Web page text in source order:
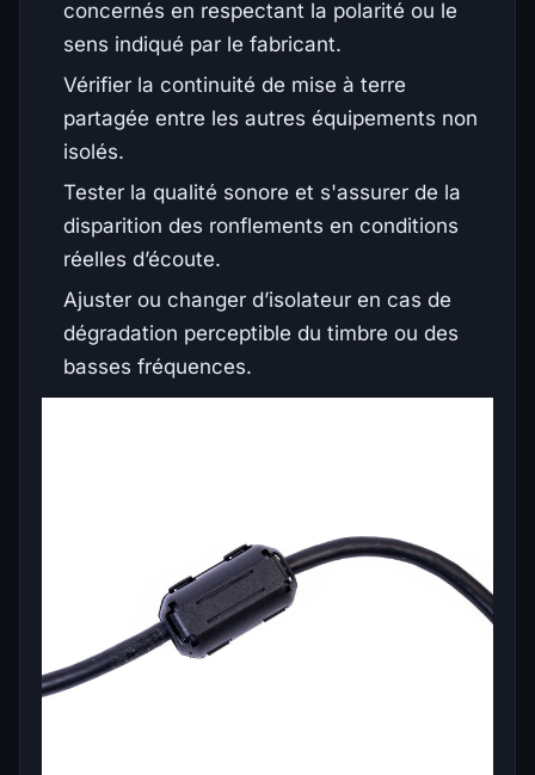
concernés en respectant la polarité ou le
sens indiqué par le fabricant.
Vérifier la continuité de mise à terre
partagée entre les autres équipements non
isolés.
Tester la qualité sonore et s'assurer de la
disparition des ronflements en conditions
réelles d’écoute.
Ajuster ou changer d’isolateur en cas de
dégradation perceptible du timbre ou des
basses fréquences.